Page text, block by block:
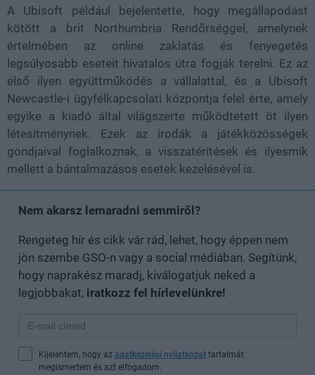
A Ubisoft például bejelentette, hogy megállapodást
kötött a brit Northumbria Rendőrséggel, amelynek
értelmében az online zaklatás és fenyegetés
legsúlyosabb eseteit hivatalos útra fogják terelni. Ez az
első ilyen együttműködés a vállalattal, és a Ubisoft
Newcastle-i ügyfélkapcsolati központja felel érte, amely
egyike a kiadó által világszerte működtetett öt ilyen
létesítménynek. Ezek az irodák a játékközösségek
gondjaival foglalkoznak, a visszatérítések és ilyesmik
mellett a bántalmazásos esetek kezelésével is.
Nem akarsz lemaradni semmiről?
Rengeteg hír és cikk vár rád, lehet, hogy éppen nem
jön szembe GSO-n vagy a social médiában. Segítünk,
hogy naprakész maradj, kiválogatjuk neked a
legjobbakat, iratkozz fel hírlevelünkre!
Kijelentem, hogy az adatkezelési nyilatkozat tartalmát
megismertem és azt elfogadom.